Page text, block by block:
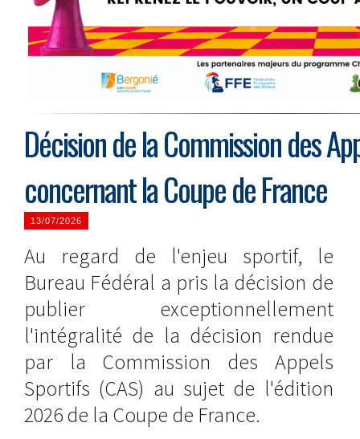
Décision de la Commission des
concernant la Coupe de France
13/07/2026
Au regard de l'enjeu sportif, le
Bureau Fédéral a pris la décision de
publier exceptionnellement
l'intégralité de la décision rendue
par la Commission des Appels
Sportifs (CAS) au sujet de l'édition
2026 de la Coupe de France.